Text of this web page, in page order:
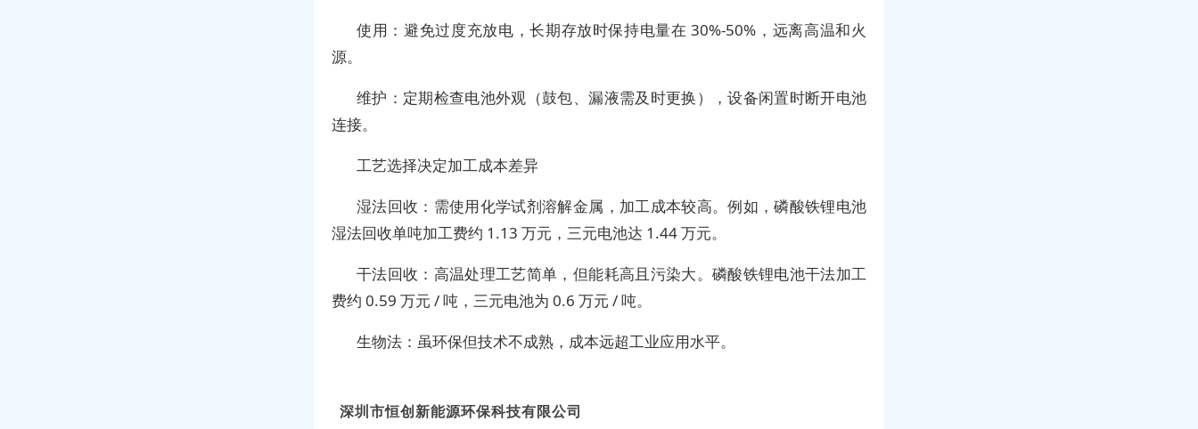
使用：避免过度充放电，长期存放时保持电量在 30%-50%，远离高温和火
源。
维护：定期检查电池外观（鼓包、漏液需及时更换），设备闲置时断开电池
连接。
工艺选择决定加工成本差异
湿法回收：需使用化学试剂溶解金属，加工成本较高。例如，磷酸铁锂电池
湿法回收单吨加工费约 1.13 万元，三元电池达 1.44 万元。
干法回收：高温处理工艺简单，但能耗高且污染大。磷酸铁锂电池干法加工
费约 0.59 万元 / 吨，三元电池为 0.6 万元 / 吨。
生物法：虽环保但技术不成熟，成本远超工业应用水平。
深圳市恒创新能源环保科技有限公司